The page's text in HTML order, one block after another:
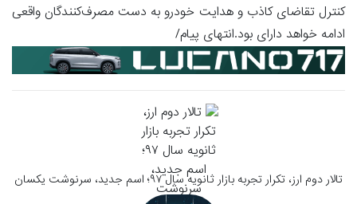
کنترل تقاضای کاذب و هدایت خودرو به دست مصرف‌کنندگان واقعی
ادامه خواهد دارای بود.انتهای پیام/
تالار دوم ارز، تکرار تجربه بازار ثانویه سال ۹۷؛ اسم جدید، سرنوشت یکسان